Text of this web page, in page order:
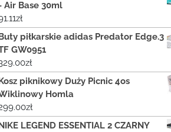
Air Base 30ml
zł
piłkarskie adidas Predator Edge.3
GW0951
zł
piknikowy Duży Picnic 4os
Homla
zł
LEGEND ESSENTIAL 2 CZARNY